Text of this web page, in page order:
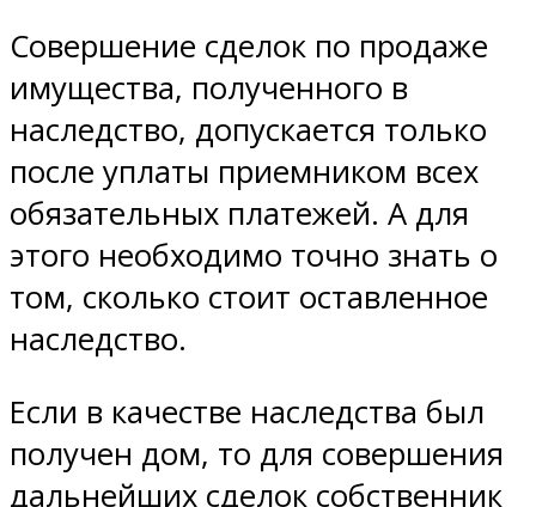
Совершение сделок по продаже
имущества, полученного в
наследство, допускается только
после уплаты приемником всех
обязательных платежей. А для
этого необходимо точно знать о
том, сколько стоит оставленное
наследство.
Если в качестве наследства был
получен дом, то для совершения
дальнейших сделок собственник